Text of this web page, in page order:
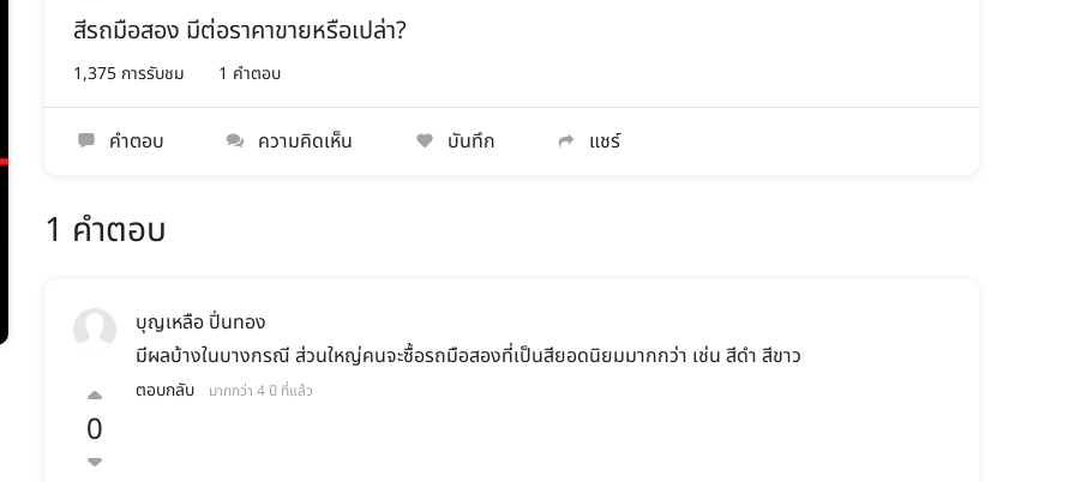
สีรถมือสอง มีต่อราคาขายหรือเปล่า?
1,375 การรับชม 1 คำตอบ
คำตอบ ความคิดเห็น บันทึก แชร์
1 คำตอบ
0
บุญเหลือ ปิ่นทอง
มีผลบ้างในบางกรณี ส่วนใหญ่คนจะซื้อรถมือสองที่เป็นสียอดนิยมมากกว่า เช่น สีดำ สีขาว
ตอบกลับ มากกว่า 4 ปี ที่แล้ว